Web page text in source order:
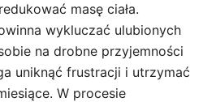
masę ciała.
wykluczać ulubionych
na drobne przyjemności
uniknąć frustracji i utrzymać
W procesie